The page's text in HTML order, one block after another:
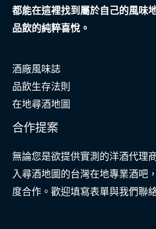
都能在這裡找到屬於自己的風味
品飲的純粹喜悅。
酒廠風味誌
品飲生存法則
在地尋酒地圖
合作提案
無論您是欲提供實測的洋酒代理
入尋酒地圖的台灣在地專業酒吧
度合作。歡迎填寫表單與我們聯